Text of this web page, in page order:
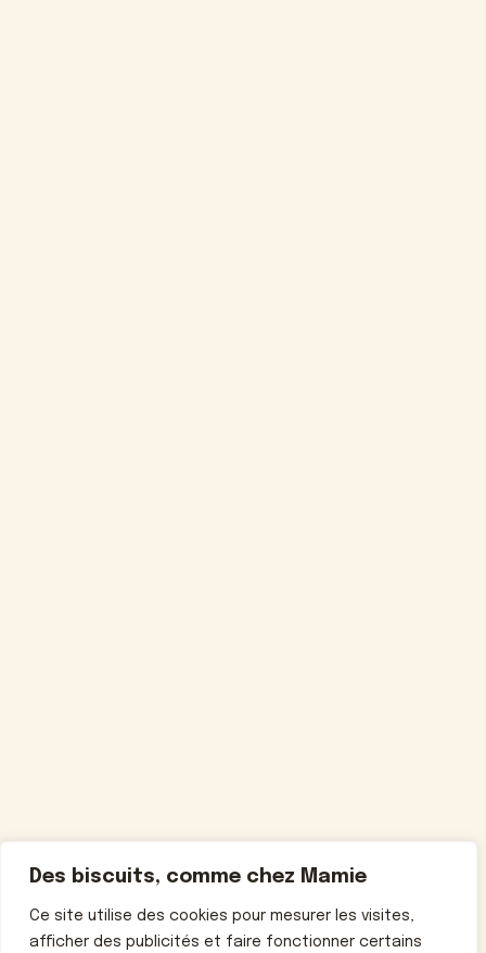
Des biscuits, comme chez Mamie
Ce site utilise des cookies pour mesurer les visites,
afficher des publicités et faire fonctionner certains